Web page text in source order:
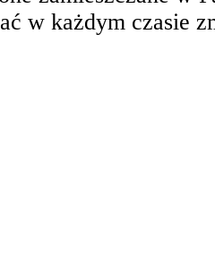
w każdym czasie